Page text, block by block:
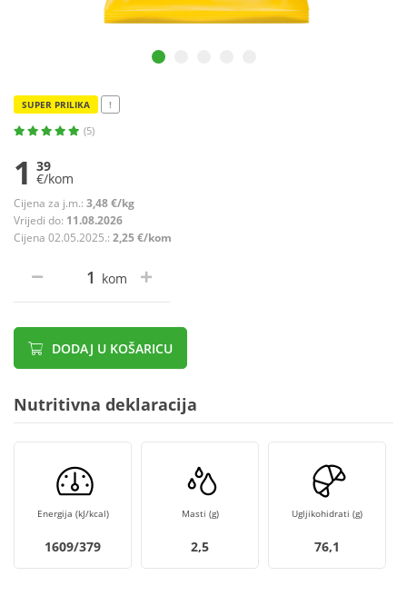
SUPER PRILIKA !
(5)
1 39
€/kom
Cijena za j.m.: 3,48 €/kg
Vrijedi do: 11.08.2026
Cijena 02.05.2025.: 2,25 €/kom
kom
DODAJ U KOŠARICU
Nutritivna deklaracija
Energija (kJ/kcal)
1609/379
Masti (g)
2,5
Ugljikohidrati (g)
76,1